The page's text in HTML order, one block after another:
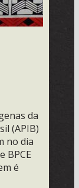
da
(APIB)
no dia
BPCE
é